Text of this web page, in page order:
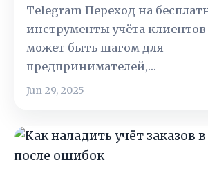
Telegram Переход на
инструменты учёта
может быть шагом для
предпринимателей,…
Jun 29, 2025